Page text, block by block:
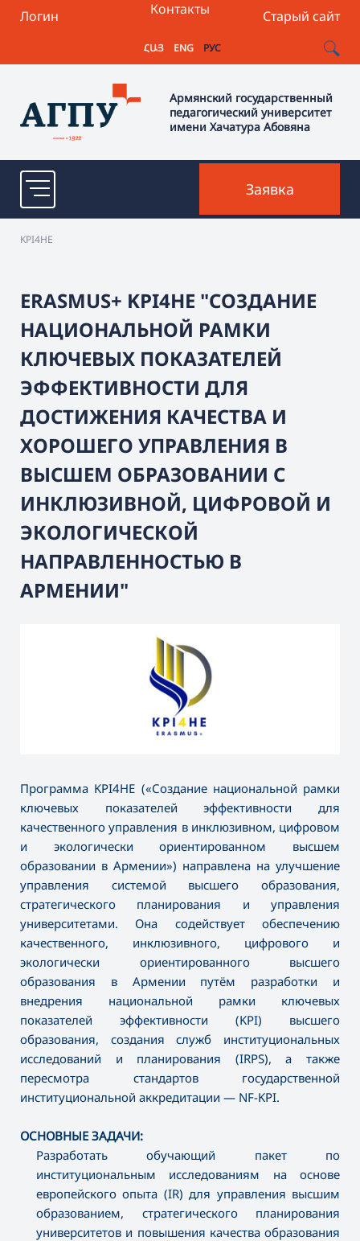
Логин Старый сайт
Контакты
ՀԱՅ ENG РУС
Армянский государственный
педагогический университет
имени Хачатура Абовяна
Заявка
KPI4HE
ERASMUS+ KPI4HE "СОЗДАНИЕ
НАЦИОНАЛЬНОЙ РАМКИ
КЛЮЧЕВЫХ ПОКАЗАТЕЛЕЙ
ЭФФЕКТИВНОСТИ ДЛЯ
ДОСТИЖЕНИЯ КАЧЕСТВА И
ХОРОШЕГО УПРАВЛЕНИЯ В
ВЫСШЕМ ОБРАЗОВАНИИ С
ИНКЛЮЗИВНОЙ, ЦИФРОВОЙ И
ЭКОЛОГИЧЕСКОЙ
НАПРАВЛЕННОСТЬЮ В
АРМЕНИИ"
Программа KPI4HE («Создание национальной рамки
ключевых показателей эффективности для
качественного управления в инклюзивном, цифровом
и экологически ориентированном высшем
образовании в Армении») направлена на улучшение
управления системой высшего образования,
стратегического планирования и управления
университетами. Она содействует обеспечению
качественного, инклюзивного, цифрового и
экологически ориентированного высшего
образования в Армении путём разработки и
внедрения национальной рамки ключевых
показателей эффективности (KPI) высшего
образования, создания служб институциональных
исследований и планирования (IRPS), а также
пересмотра стандартов государственной
институциональной аккредитации — NF-KPI.
ОСНОВНЫЕ ЗАДАЧИ:
Разработать обучающий пакет по
институциональным исследованиям на основе
европейского опыта (IR) для управления высшим
образованием, стратегического планирования
университетов и повышения качества образования